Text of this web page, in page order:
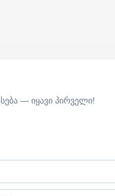
— იყავი პირველი!